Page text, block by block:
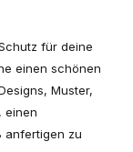
für deine
einen schönen
Muster,
einen
anfertigen zu